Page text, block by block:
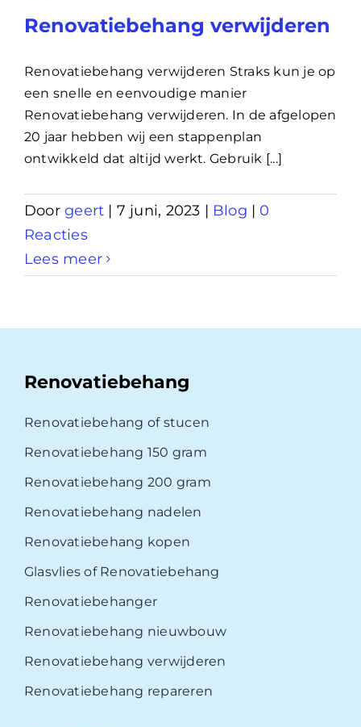
Renovatiebehang verwijderen
Renovatiebehang verwijderen Straks kun je op
een snelle en eenvoudige manier
Renovatiebehang verwijderen. In de afgelopen
20 jaar hebben wij een stappenplan
ontwikkeld dat altijd werkt. Gebruik [...]
Doorgeert | 7 juni, 2023 | Blog | 0
Reacties
Lees meer
Renovatiebehang
Renovatiebehang of stucen
Renovatiebehang 150 gram
Renovatiebehang 200 gram
Renovatiebehang nadelen
Renovatiebehang kopen
Glasvlies of Renovatiebehang
Renovatiebehanger
Renovatiebehang nieuwbouw
Renovatiebehang verwijderen
Renovatiebehang repareren